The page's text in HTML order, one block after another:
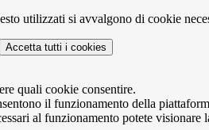
utilizzati si avvalgono di cookie
Accetta tutti i cookies
quali cookie consentire.
il funzionamento della
al funzionamento potete visionare